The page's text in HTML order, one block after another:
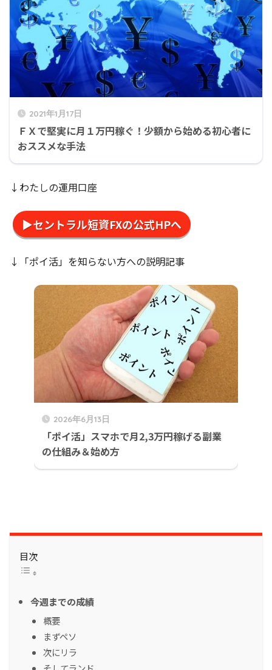
2021年1月17日
ＦＸで堅実に月１万円稼ぐ！少額から始める初心者に
おススメな手法
↓わたしの運用口座
▶セントラル短資FXの公式HPへ
↓「ポイ活」を知らない方への説明記事
2026年6月13日
「ポイ活」スマホで月2,3万円稼げる副業
の仕組み＆始め方
目次
今週までの成績
概要
まずペソ
次にリラ